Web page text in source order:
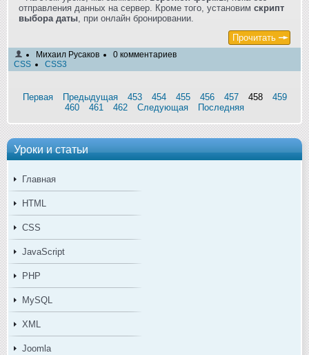
Уроки и статьи
Главная
HTML
CSS
JavaScript
PHP
MySQL
XML
Joomla
отправления данных на сервер. Кроме того, установим скрипт
выбора даты, при онлайн бронировании.
Прочитать
Михаил Русаков
0 комментариев
CSS
CSS3
Первая Предыдущая 453 454 455 456 457 458
459
460
461 462 Следующая Последняя